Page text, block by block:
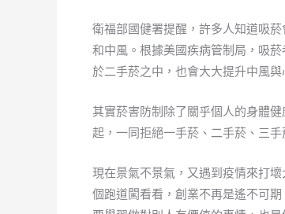
衛福部國健署提醒，許多人知道吸
和中風。根據美國疾病管制局，吸
於二手菸之中，也會大大提升中風與
其實菸害防制除了關乎個人的身體
起，一同拒絕一手菸、二手菸、三
現在景氣不景氣，又遇到疫情來打
個跑道闖看看，創業不再是遙不可